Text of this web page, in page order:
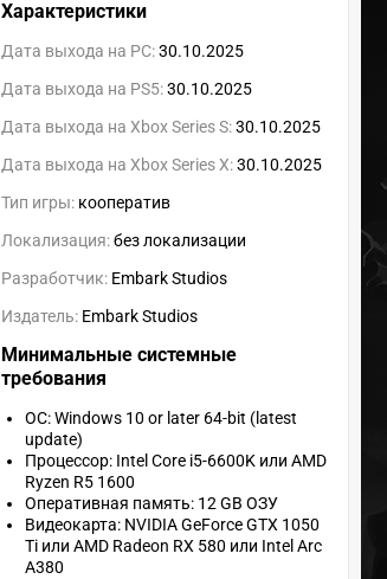
Характеристики
Дата выхода на PC:30.10.2025
Дата выхода на PS5:30.10.2025
Дата выхода на Xbox Series S:30.10.2025
Дата выхода на Xbox Series X:30.10.2025
Тип игры: кооператив
Локализация:без локализации
Разработчик: Embark Studios
Издатель: Embark Studios
Минимальные системные
требования
ОС: Windows 10 or later 64-bit (latest
update)
Процессор: Intel Core i5-6600K или AMD
Ryzen R5 1600
Оперативная память: 12 GB ОЗУ
Видеокарта: NVIDIA GeForce GTX 1050
Ti или AMD Radeon RX 580 или Intel Arc
A380